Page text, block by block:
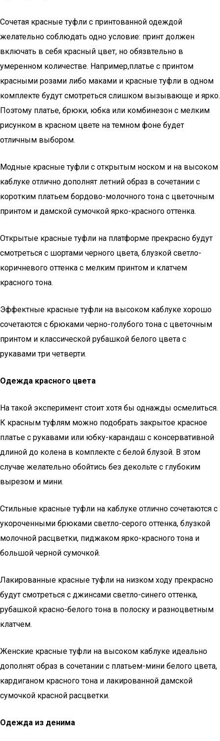
Сочетая красные туфли с принтованной одеждой
желательно соблюдать одно условие: принт должен
включать в себя красный цвет, но обязвтельно в
умеренном количестве. Например,платье с принтом
красными розами либо маками и красные туфли в одном
комплекте будут смотреться слишком вызывающе и ярко.
Поэтому платье, брюки, юбка или комбинезон с мелким
рисунком в красном цвете на темном фоне будет
отличным выбором.
Модные красные туфли с открытым носком и на высоком
каблуке отлично дополнят летний образ в сочетании с
коротким платьем бордово-молочного тона с цветочным
принтом и дамской сумочкой ярко-красного оттенка.
Открытые красные туфли на платформе прекрасно будут
смотреться с шортами черного цвета, блузкой светло-
коричневого оттенка с мелким принтом и клатчем
красного тона.
Эффектные красные туфли на высоком каблуке хорошо
сочетаются с брюками черно-голубого тона с цветочным
принтом и классической рубашкой белого цвета с
рукавами три четверти.
Одежда красного цвета
На такой эксперимент стоит хотя бы однажды осмелиться.
К красным туфлям можно подобрать закрытое красное
платье с рукавами или юбку-карандаш с консервативной
длиной до колена в комплекте с белой блузой. В этом
случае желательно обойтись без декольте с глубоким
вырезом и мини.
Стильные красные туфли на каблуке отлично сочетаются с
укороченными брюками светло-серого оттенка, блузкой
молочной расцветки, пиджаком ярко-красного тона и
большой черной сумочкой.
Лакированные красные туфли на низком ходу прекрасно
будут смотреться с джинсами светло-синего оттенка,
рубашкой красно-белого тона в полоску и разноцветным
клатчем.
Женские красные туфли на высоком каблуке идеально
дополнят образ в сочетании с платьем-мини белого цвета,
кардиганом красного тона и лакированной дамской
сумочкой красной расцветки.
Одежда из денима